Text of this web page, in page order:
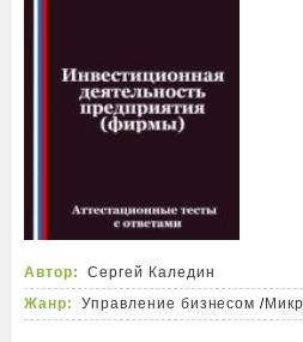
Автор:
Сергей Каледин
Жанр:
Управление бизнесом /